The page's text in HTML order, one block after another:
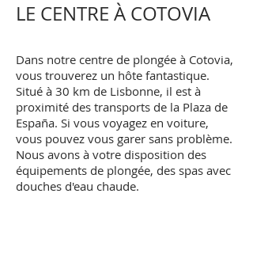
LE CENTRE À COTOVIA
Dans notre centre de plongée à Cotovia,
vous trouverez un hôte fantastique.
Situé à 30 km de Lisbonne, il est à
proximité des transports de la Plaza de
España. Si vous voyagez en voiture,
vous pouvez vous garer sans problème.
Nous avons à votre disposition des
équipements de plongée, des spas avec
douches d'eau chaude.